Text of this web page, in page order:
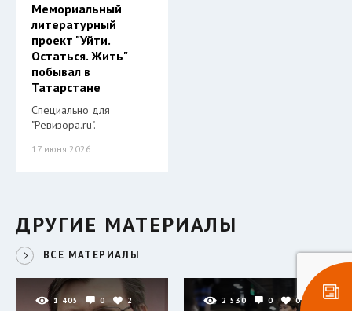
Мемориальный
литературный
проект "Уйти.
Остаться. Жить"
побывал в
Татарстане
Специально для
"Ревизора.ru".
17 июня 2026
ДРУГИЕ МАТЕРИАЛЫ
ВСЕ МАТЕРИАЛЫ
1 405 0 2 2 530 0 0